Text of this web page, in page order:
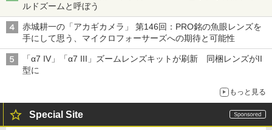
ルドズームと呼ぼう
赤城耕一の「アカギカメラ」 第146回：PRO銘の魚眼レンズを
手にして思う、マイクロフォーサーズへの期待と可能性
「α7 IV」「α7 III」ズームレンズキットが刷新 同梱レンズがII
型に
もっと見る
Special Site